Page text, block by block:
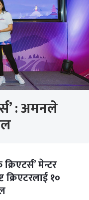
: अमनले
मेन्टर
क्रिएटरलाई १०